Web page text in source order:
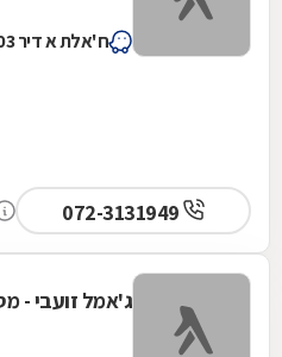
ח'אלת א דיר 3003, נצרת
ג'אמל זועבי -